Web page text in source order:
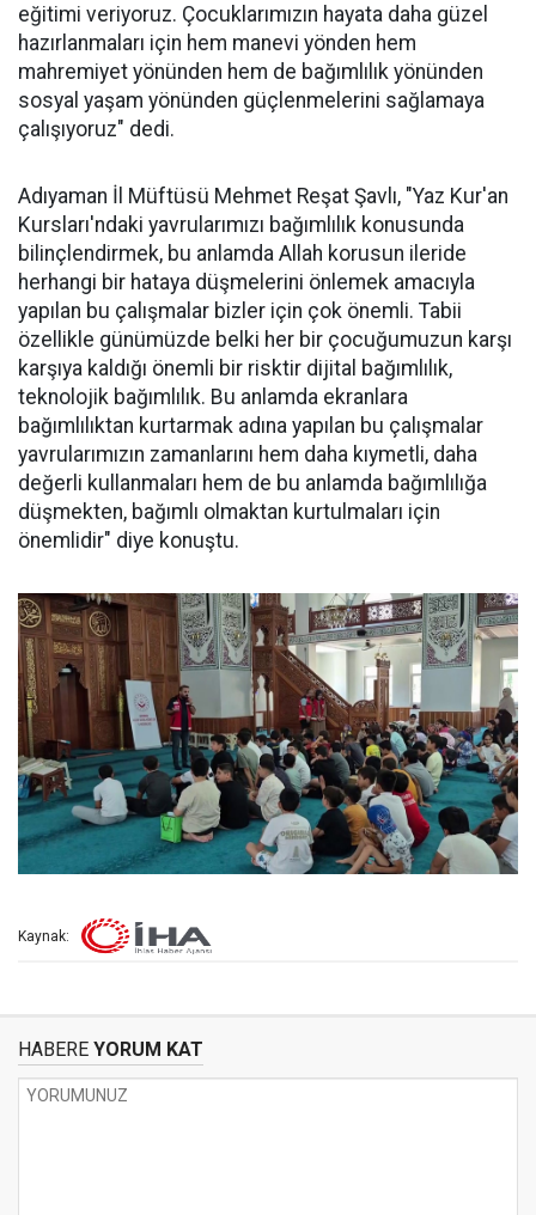
eğitimi veriyoruz. Çocuklarımızın hayata daha güzel
hazırlanmaları için hem manevi yönden hem
mahremiyet yönünden hem de bağımlılık yönünden
sosyal yaşam yönünden güçlenmelerini sağlamaya
çalışıyoruz" dedi.
Adıyaman İl Müftüsü Mehmet Reşat Şavlı, "Yaz Kur'an
Kursları'ndaki yavrularımızı bağımlılık konusunda
bilinçlendirmek, bu anlamda Allah korusun ileride
herhangi bir hataya düşmelerini önlemek amacıyla
yapılan bu çalışmalar bizler için çok önemli. Tabii
özellikle günümüzde belki her bir çocuğumuzun karşı
karşıya kaldığı önemli bir risktir dijital bağımlılık,
teknolojik bağımlılık. Bu anlamda ekranlara
bağımlılıktan kurtarmak adına yapılan bu çalışmalar
yavrularımızın zamanlarını hem daha kıymetli, daha
değerli kullanmaları hem de bu anlamda bağımlılığa
düşmekten, bağımlı olmaktan kurtulmaları için
önemlidir" diye konuştu.
Kaynak:
HABERE YORUM KAT